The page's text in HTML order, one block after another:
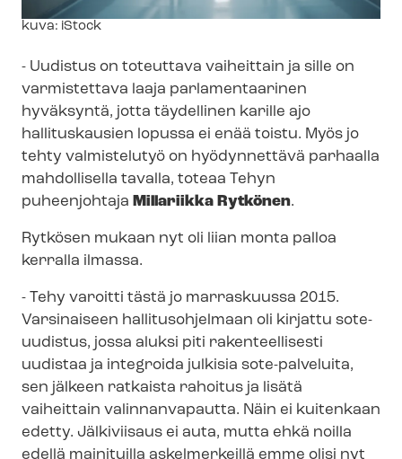
Kuvateksti
kuva: iStock
- Uudistus on toteuttava vaiheittain ja sille on
varmistettava laaja parlamentaarinen
hyväksyntä, jotta täydellinen karille ajo
hallituskausien lopussa ei enää toistu. Myös jo
tehty valmistelutyö on hyödynnettävä parhaalla
mahdollisella tavalla, toteaa Tehyn
puheenjohtaja Millariikka Rytkönen.
Rytkösen mukaan nyt oli liian monta palloa
kerralla ilmassa.
- Tehy varoitti tästä jo marraskuussa 2015.
Varsinaiseen hallitusohjelmaan oli kirjattu sote-
uudistus, jossa aluksi piti rakenteellisesti
uudistaa ja integroida julkisia sote-palveluita,
sen jälkeen ratkaista rahoitus ja lisätä
vaiheittain valinnanvapautta. Näin ei kuitenkaan
edetty. Jälkiviisaus ei auta, mutta ehkä noilla
edellä mainituilla askelmerkeillä emme olisi nyt